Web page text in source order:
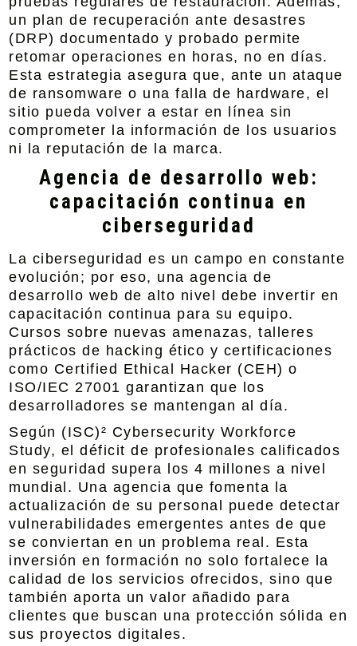
un plan de recuperación ante desastres
(DRP) documentado y probado permite
retomar operaciones en horas, no en días.
Esta estrategia asegura que, ante un ataque
de ransomware o una falla de hardware, el
sitio pueda volver a estar en línea sin
comprometer la información de los usuarios
ni la reputación de la marca.
Agencia de desarrollo web:
capacitación continua en
ciberseguridad
La ciberseguridad es un campo en constante
evolución; por eso, una agencia de
desarrollo web de alto nivel debe invertir en
capacitación continua para su equipo.
Cursos sobre nuevas amenazas, talleres
prácticos de hacking ético y certificaciones
como Certified Ethical Hacker (CEH) o
ISO/IEC 27001 garantizan que los
desarrolladores se mantengan al día.
Según (ISC)² Cybersecurity Workforce
Study, el déficit de profesionales calificados
en seguridad supera los 4 millones a nivel
mundial. Una agencia que fomenta la
actualización de su personal puede detectar
vulnerabilidades emergentes antes de que
se conviertan en un problema real. Esta
inversión en formación no solo fortalece la
calidad de los servicios ofrecidos, sino que
también aporta un valor añadido para
clientes que buscan una protección sólida en
sus proyectos digitales.